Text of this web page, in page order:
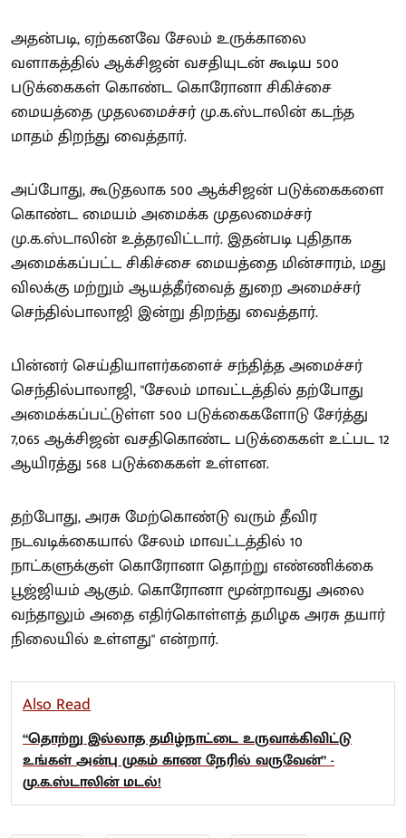
அதன்படி, ஏற்கனவே சேலம் உருக்காலை
வளாகத்தில் ஆக்சிஜன் வசதியுடன் கூடிய 500
படுக்கைகள் கொண்ட கொரோனா சிகிச்சை
மையத்தை முதலமைச்சர் மு.க.ஸ்டாலின் கடந்த
மாதம் திறந்து வைத்தார்.
அப்போது, கூடுதலாக 500 ஆக்சிஜன் படுக்கைகளை
கொண்ட மையம் அமைக்க முதலமைச்சர்
மு.க.ஸ்டாலின் உத்தரவிட்டார். இதன்படி புதிதாக
அமைக்கப்பட்ட சிகிச்சை மையத்தை மின்சாரம், மது
விலக்கு மற்றும் ஆயத்தீர்வைத் துறை அமைச்சர்
செந்தில்பாலாஜி இன்று திறந்து வைத்தார்.
பின்னர் செய்தியாளர்களைச் சந்தித்த அமைச்சர்
செந்தில்பாலாஜி, "சேலம் மாவட்டத்தில் தற்போது
அமைக்கப்பட்டுள்ள 500 படுக்கைகளோடு சேர்த்து
7,065 ஆக்சிஜன் வசதிகொண்ட படுக்கைகள் உட்பட 12
ஆயிரத்து 568 படுக்கைகள் உள்ளன.
தற்போது, அரசு மேற்கொண்டு வரும் தீவிர
நடவடிக்கையால் சேலம் மாவட்டத்தில் 10
நாட்களுக்குள் கொரோனா தொற்று எண்ணிக்கை
பூஜ்ஜியம் ஆகும். கொரோனா மூன்றாவது அலை
வந்தாலும் அதை எதிர்கொள்ளத் தமிழக அரசு தயார்
நிலையில் உள்ளது" என்றார்.
Also Read
“தொற்று இல்லாத தமிழ்நாட்டை உருவாக்கிவிட்டு
உங்கள் அன்பு முகம் காண நேரில் வருவேன்” -
மு.க.ஸ்டாலின் மடல்!